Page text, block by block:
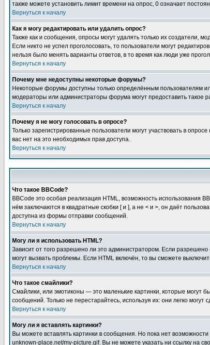
также можете установить лимит времени на опрос, 0 означает
Вернуться к началу
Как я могу редактировать или удалить опрос?
Также как и сообщения, опросы могут удалять только их создатели,
Если никто не успел проголосовать, то пользователи могут
нельзя было менять варианты ответов, в то время как люди уже
Вернуться к началу
Почему мне недоступны некоторые форумы?
Некоторые форумы доступны только определённым пользователям
модераторы или администраторы форума могут предоставить такое
Вернуться к началу
Почему я не могу голосовать в опросе?
Только зарегистрированные пользователи могут участвовать в
вас нет на это необходимых прав доступа.
Вернуться к началу
Что такое BBCode?
BBCode это особая реализация HTML, возможность использования
нём заключаются в квадратные скобки [ и ], а не < и >, он даёт
доступна из формы отправки сообщений.
Вернуться к началу
Могу ли я использовать HTML?
Зависит от того разрешено ли это администратором. Если разрешено
могут вызвать проблемы. Если HTML включён, то вы сможете
Вернуться к началу
Что такое смайлики?
Смайлики, или эмотиконы — это маленькие картинки, которые могут
сообщений. Только не перестарайтесь, используя их: они легко
Вернуться к началу
Могу ли я вставлять картинки?
Вы можете вставлять картинки в сообщения. Но пока нет
unknown-place.net/my-picture.gif. Вы не можете указать ни ссылку на